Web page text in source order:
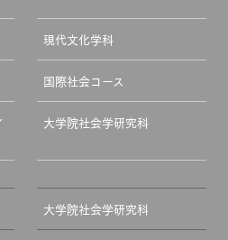
現代文化学科
国際社会コース
大学院社会学研究科
大学院社会学研究科